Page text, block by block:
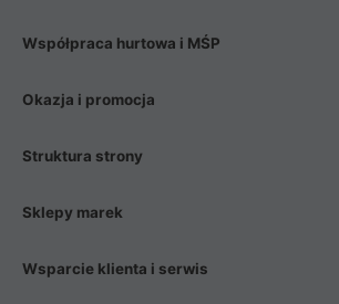
Współpraca hurtowa i MŚP
Okazja i promocja
Struktura strony
Sklepy marek
Wsparcie klienta i serwis